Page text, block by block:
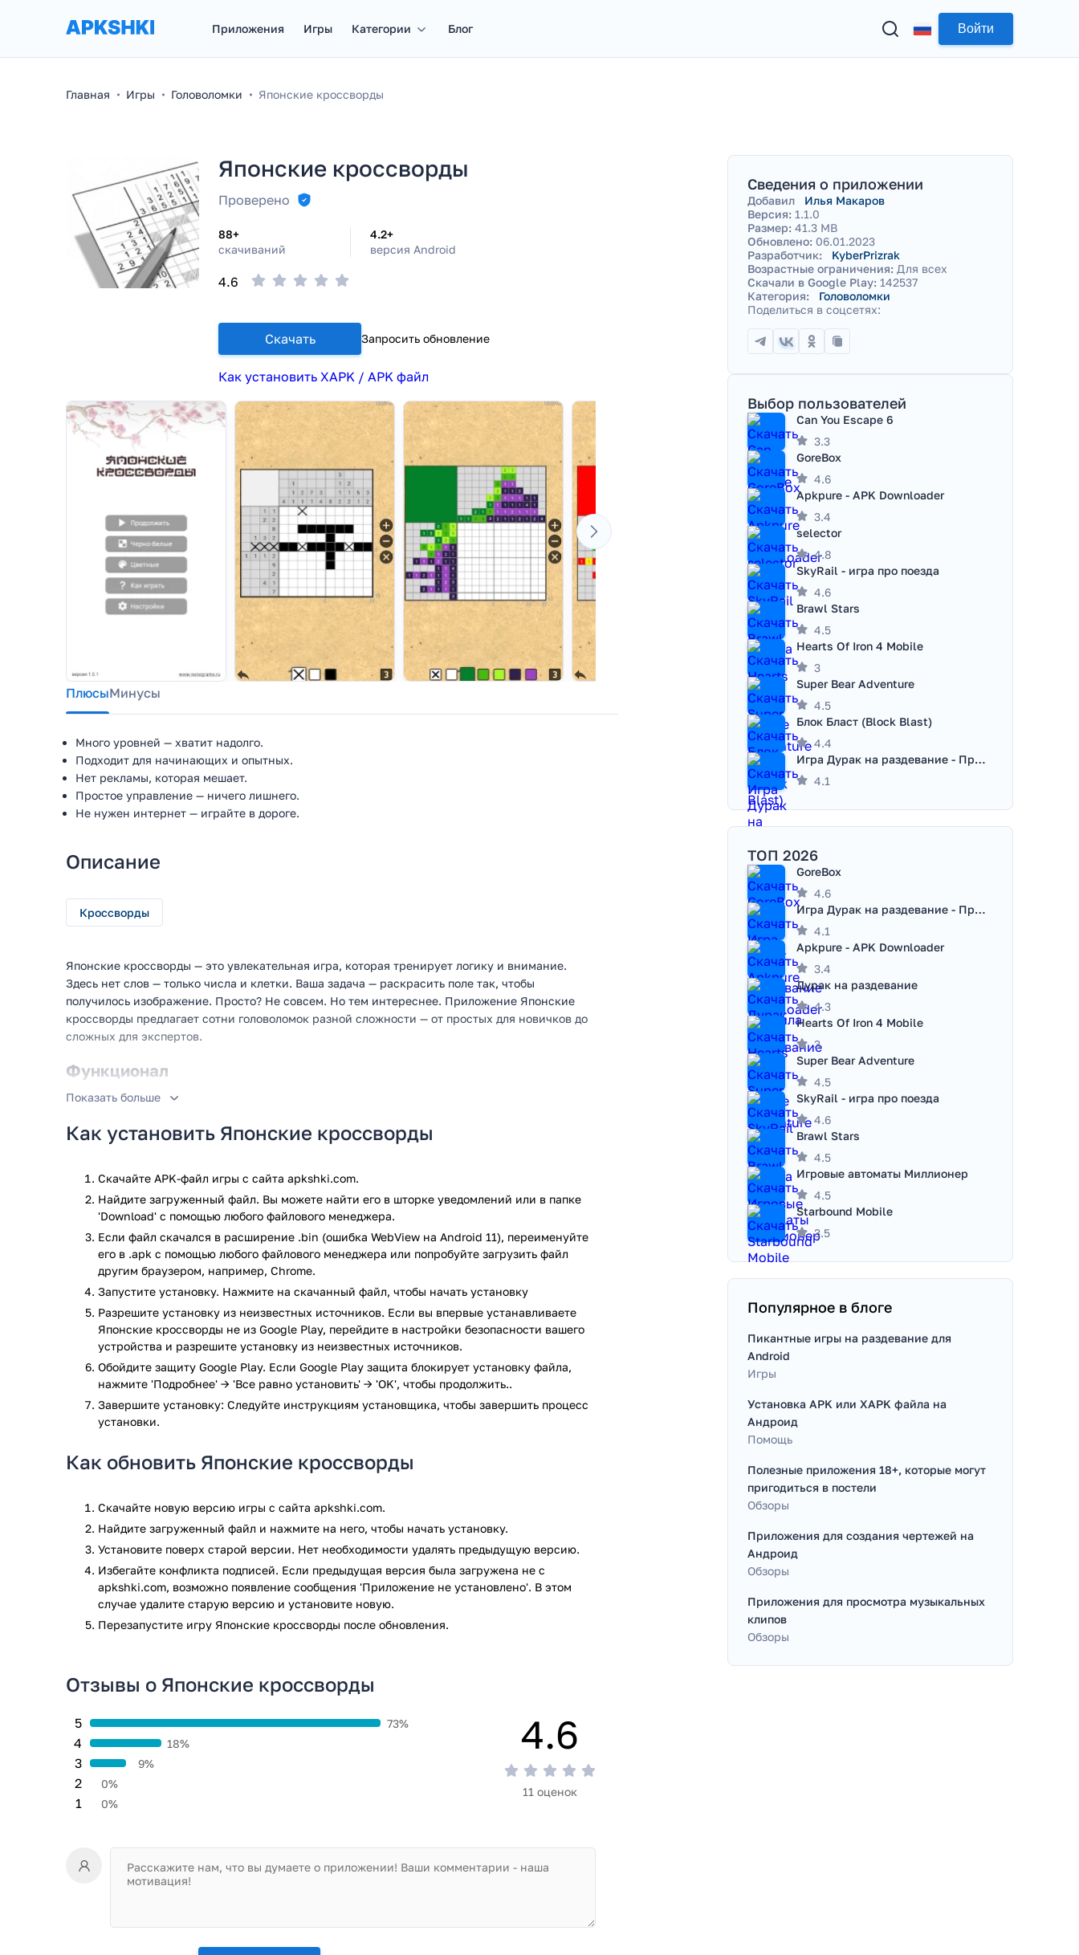
Приложения Игры Категории Блог Войти
Главная Игры Головоломки Японские кроссворды
Японские кроссворды
Проверено
88+
скачиваний
4.2+
версия Android
4.6
Скачать Запросить обновление
Как установить XAPK / APK файл
ПлюсыМинусы
Много уровней — хватит надолго.
Подходит для начинающих и опытных.
Нет рекламы, которая мешает.
Простое управление — ничего лишнего.
Не нужен интернет — играйте в дороге.
Описание
Кроссворды
Японские кроссворды — это увлекательная игра, которая тренирует логику и внимание.
Здесь нет слов — только числа и клетки. Ваша задача — раскрасить поле так, чтобы
получилось изображение. Просто? Не совсем. Но тем интереснее. Приложение Японские
кроссворды предлагает сотни головоломок разной сложности — от простых для новичков до
сложных для экспертов.
Функционал
Приложение работает без интернета — можно играть где угодно. Есть подсказки, если
так что скучно не будет. Интерфейс простой — разберётся даже ребёнок. Есть ночной режим
Японские кроссворды — отличный способ провести время с пользой. Развивает логику,
успокаивает и даёт чувство удовлетворения, когда картинка складывается. Если любите
головоломки — попробуйте. Это тот случай, когда игра действительно затягивает.
Игра Японские кроссворды прошла проверку антивирусом VirusTotal. В результате проверки
по всем последним сигнатурам заражения файлов не выявлено.
Показать больше
Как установить Японские кроссворды
Скачайте APK-файл игры с сайта apkshki.com.
Найдите загруженный файл. Вы можете найти его в шторке уведомлений или в папке
'Download' с помощью любого файлового менеджера.
Если файл скачался в расширение .bin (ошибка WebView на Android 11), переименуйте
его в .apk с помощью любого файлового менеджера или попробуйте загрузить файл
другим браузером, например, Chrome.
Запустите установку. Нажмите на скачанный файл, чтобы начать установку
Разрешите установку из неизвестных источников. Если вы впервые устанавливаете
Японские кроссворды не из Google Play, перейдите в настройки безопасности вашего
устройства и разрешите установку из неизвестных источников.
Обойдите защиту Google Play. Если Google Play защита блокирует установку файла,
нажмите 'Подробнее' → 'Все равно установить' → 'OK', чтобы продолжить..
Завершите установку: Следуйте инструкциям установщика, чтобы завершить процесс
установки.
Как обновить Японские кроссворды
Скачайте новую версию игры с сайта apkshki.com.
Найдите загруженный файл и нажмите на него, чтобы начать установку.
Установите поверх старой версии. Нет необходимости удалять предыдущую версию.
Избегайте конфликта подписей. Если предыдущая версия была загружена не с
apkshki.com, возможно появление сообщения 'Приложение не установлено'. В этом
случае удалите старую версию и установите новую.
Перезапустите игру Японские кроссворды после обновления.
Отзывы о Японские кроссворды
1 0%
2 0%
3 9%
4 18%
5 73% 4.6
11 оценок
Сведения о приложении
Добавил
Илья Макаров
Версия: 1.1.0
Размер: 41.3 MB
Обновлено: 06.01.2023
Разработчик:
KyberPrizrak
Возрастные ограничения: Для всех
Скачали в Google Play: 142537
Категория:
Головоломки
Поделиться в соцсетях:
Выбор пользователей
Can You Escape 6
3.3
GoreBox
4.6
Apkpure - APK Downloader
3.4
selector
4.8
SkyRail - игра про поезда
4.6
Brawl Stars
4.5
Hearts Of Iron 4 Mobile
3
Super Bear Adventure
4.5
Блок Бласт (Block Blast)
4.4
Игра Дурак на раздевание - Правила игры
4.1
ТОП 2026
GoreBox
4.6
Игра Дурак на раздевание - Правила игры
4.1
Apkpure - APK Downloader
3.4
Дурак на раздевание
4.3
Hearts Of Iron 4 Mobile
3
Super Bear Adventure
4.5
SkyRail - игра про поезда
4.6
Brawl Stars
4.5
Игровые автоматы Миллионер
4.5
Starbound Mobile
3.5
Популярное в блоге
Пикантные игры на раздевание для
Android
Игры
Установка APK или XAPK файла на
Андроид
Помощь
Полезные приложения 18+, которые могут
пригодиться в постели
Обзоры
Приложения для создания чертежей на
Андроид
Обзоры
Приложения для просмотра музыкальных
клипов
Обзоры